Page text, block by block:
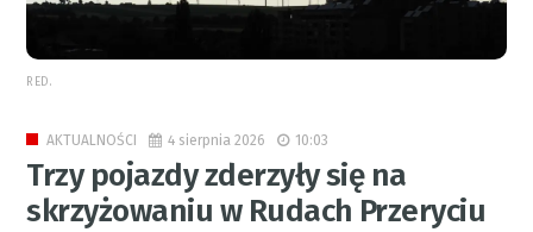
RED.
AKTUALNOŚCI 4 sierpnia 2026 10:03
Trzy pojazdy zderzyły się na
skrzyżowaniu w Rudach Przeryciu